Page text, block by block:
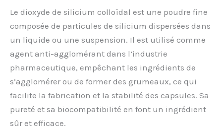
Le dioxyde de silicium colloïdal est une poudre fine
composée de particules de silicium dispersées dans
un liquide ou une suspension. Il est utilisé comme
agent anti-agglomérant dans l’industrie
pharmaceutique, empêchant les ingrédients de
s’agglomérer ou de former des grumeaux, ce qui
facilite la fabrication et la stabilité des capsules. Sa
pureté et sa biocompatibilité en font un ingrédient
sûr et efficace.